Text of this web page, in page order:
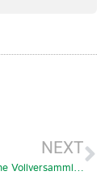
NEXT
außerordentliche Vollversammlung der Sportjugend OS-Land